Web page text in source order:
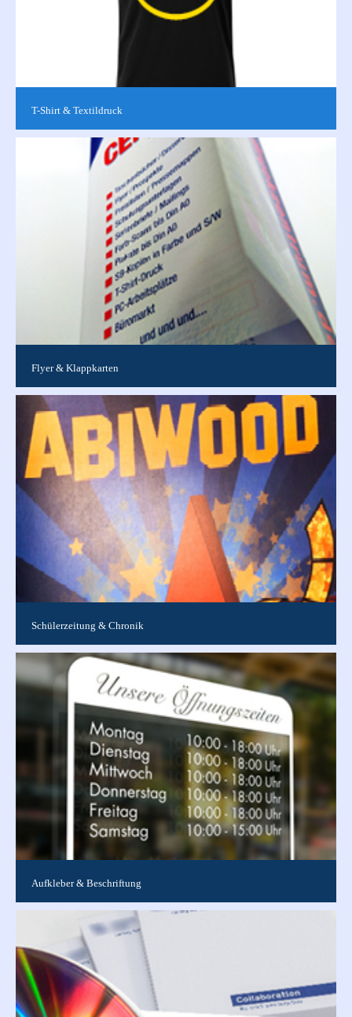
T-Shirt & Textildruck
Wir bieten Ihnen verschiedene individuell bedruckte Textilien in
hochwertiger Qualität. Ob Fotos oder Logos - wir bedrucken
eine vielzahl...
Flyer & Klappkarten
Varianten DIN A4 Einfachfalz 4-seitig Wickelfalz 6-seitig Zick-
Zack-Falz 6-seitig Kreuzbruchfalz 8-seitig ...
Schülerzeitung & Chronik
Egal ob Jahresbericht , Abizeitung , Schülerzeitung oder
Lebenswerk, wir bieten Chroniken jeder Form ganz nach Ihren
Vorstellungen an....
Aufkleber & Beschriftung
Jede Größe, jede Form, jede Auflage für den In- und
Outdoorbereich auf verschiedenen Folien in perfekter Qualität.
Von Etiketten bis...